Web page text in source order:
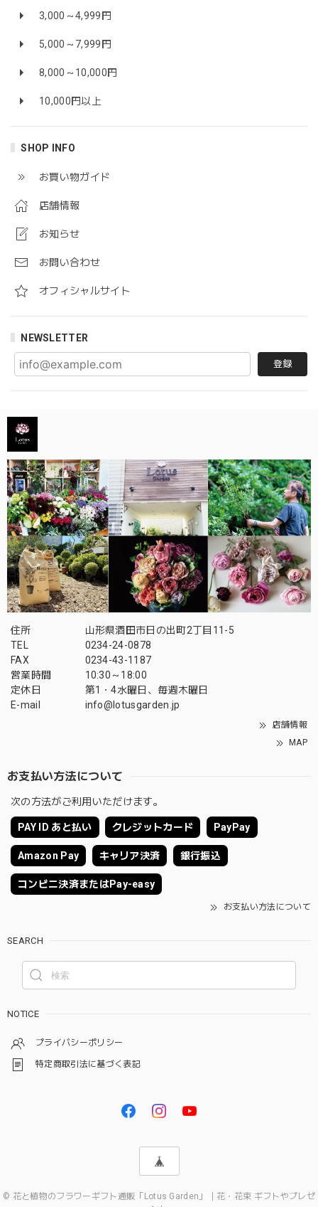
3,000～4,999円
5,000～7,999円
8,000～10,000円
10,000円以上
SHOP INFO
お買い物ガイド
店舗情報
お知らせ
お問い合わせ
オフィシャルサイト
NEWSLETTER
登録
住所
山形県酒田市日の出町2丁目11-5
TEL
0234-24-0878
FAX
0234-43-1187
営業時間
10:30～18:00
定休日
第1・4水曜日、毎週木曜日
E-mail
info@lotusgarden.jp
店舗情報
MAP
お支払い方法について
次の方法がご利用いただけます。
PAY ID あと払い クレジットカード PayPay
Amazon Pay キャリア決済 銀行振込
コンビニ決済またはPay-easy
お支払い方法について
SEARCH
NOTICE
プライバシーポリシー
特定商取引法に基づく表記
© 花と植物のフラワーギフト通販「Lotus Garden」｜花・花束 ギフトやプレゼ